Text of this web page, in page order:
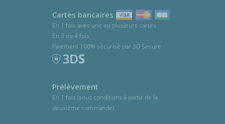
Cartes bancaires
En 1 fois avec une ou plusieurs cartes
En 3 ou 4 fois
Paiement 100% sécurisé par 3D Secure
Prélèvement
En 1 fois (sous conditions à partir de la
deuxième commande)